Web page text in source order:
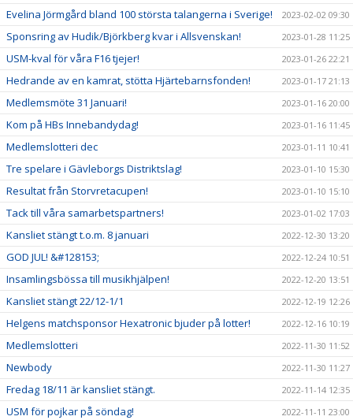
Evelina Jörmgård bland 100 största talangerna i Sverige! 2023-02-02 09:30
Sponsring av Hudik/Björkberg kvar i Allsvenskan! 2023-01-28 11:25
USM-kval för våra F16 tjejer! 2023-01-26 22:21
Hedrande av en kamrat, stötta Hjärtebarnsfonden! 2023-01-17 21:13
Medlemsmöte 31 Januari! 2023-01-16 20:00
Kom på HBs Innebandydag! 2023-01-16 11:45
Medlemslotteri dec 2023-01-11 10:41
Tre spelare i Gävleborgs Distriktslag! 2023-01-10 15:30
Resultat från Storvretacupen! 2023-01-10 15:10
Tack till våra samarbetspartners! 2023-01-02 17:03
Kansliet stängt t.o.m. 8 januari 2022-12-30 13:20
GOD JUL! &#128153; 2022-12-24 10:51
Insamlingsbössa till musikhjälpen! 2022-12-20 13:51
Kansliet stängt 22/12-1/1 2022-12-19 12:26
Helgens matchsponsor Hexatronic bjuder på lotter! 2022-12-16 10:19
Medlemslotteri 2022-11-30 11:52
Newbody 2022-11-30 11:27
Fredag 18/11 är kansliet stängt. 2022-11-14 12:35
USM för pojkar på söndag! 2022-11-11 23:00